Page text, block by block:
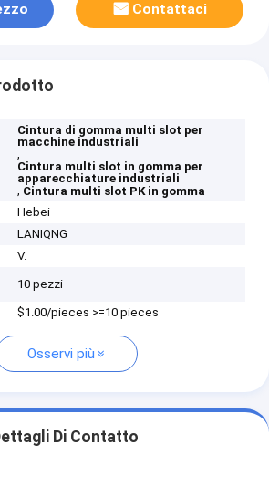
Contattaci
Cintura di gomma multi slot per
macchine industriali
,
Cintura multi slot in gomma per
apparecchiature industriali
, Cintura multi slot PK in gomma
Hebei
LANIQNG
V.
10 pezzi
$1.00/pieces >=10 pieces
Osservi più
Di Contatto